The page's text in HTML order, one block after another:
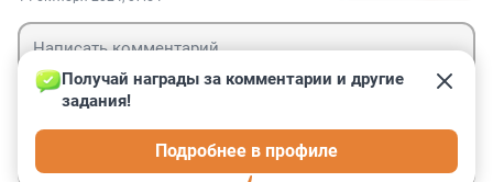
Получай награды за комментарии и другие
задания!
Подробнее в профиле